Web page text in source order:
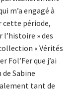
m’a engagé à
cette période,
l’histoire » des
« Vérités
Fol’Fer que j’ai
Sabine
tant de